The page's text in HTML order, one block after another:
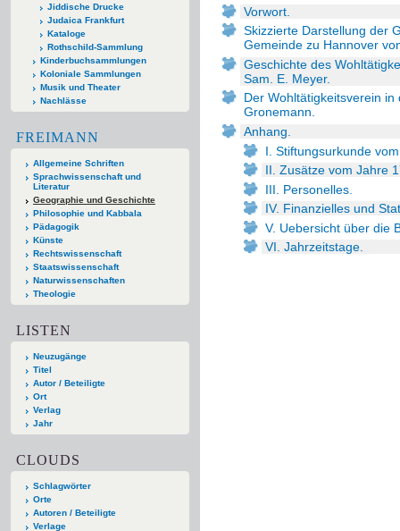
Jiddische Drucke
Judaica Frankfurt
Kataloge
Rothschild-Sammlung
Kinderbuchsammlungen
Koloniale Sammlungen
Musik und Theater
Nachlässe
FREIMANN
Allgemeine Schriften
Sprachwissenschaft und
Literatur
Geographie und Geschichte
Philosophie und Kabbala
Pädagogik
Künste
Rechtswissenschaft
Staatswissenschaft
Naturwissenschaften
Theologie
LISTEN
Neuzugänge
Titel
Autor / Beteiligte
Ort
Verlag
Jahr
CLOUDS
Schlagwörter
Orte
Autoren / Beteiligte
Verlage
Vorwort.
Skizzierte Darstellung der
Gemeinde zu Hannover
Geschichte des
Sam. E. Meyer.
Der Wohltätigkeitsverein
Gronemann.
Anhang.
I. Stiftungsurkunde
II. Zusätze vom Jahre
III. Personelles.
IV. Finanzielles und
V. Uebersicht über die
VI. Jahrzeitstage.